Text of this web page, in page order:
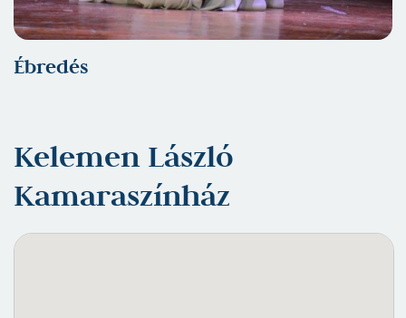
Ébredés
Kelemen László
Kamaraszínház